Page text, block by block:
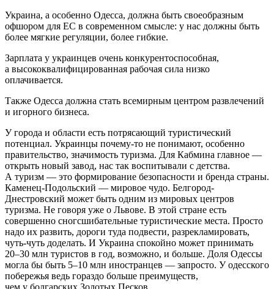
Украина, а особенно Одесса, должна быть своеобразным
офшором для ЕС в современном смысле: у нас должны быть
более мягкие регуляции, более гибкие.
Зарплата у украинцев очень конкурентоспособная,
а высококвалифицированная рабочая сила низко
оплачивается.
Также Одесса должна стать всемирным центром развлечений
и игорного бизнеса.
У города и области есть потрясающий туристический
потенциал. Украинцы почему‑то не понимают, особенно
правительство, значимость туризма. Для Кабмина главное —
открыть новый завод, нас так воспитывали с детства.
А туризм — это формирование безопасности и бренда страны.
Каменец-Подольский — мировое чудо. Белгород-
Днестровский может быть одним из мировых центров
туризма. Не говоря уже о Львове. В этой стране есть
совершенно сногсшибательные туристические места. Просто
надо их развить, дороги туда подвести, разрекламировать,
чуть‑чуть доделать. И Украина спокойно может принимать
20–30 млн туристов в год, возможно, и больше. Доля Одессы
могла бы быть 5–10 млн иностранцев — запросто. У одесского
побережья ведь гораздо больше преимуществ,
чем у болгарских Золотых Песков.